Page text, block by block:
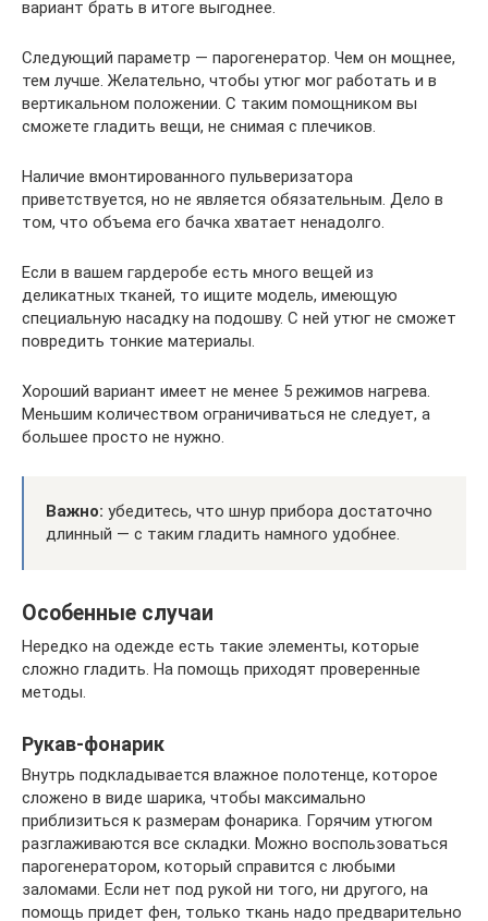
вариант брать в итоге выгоднее.
Следующий параметр — парогенератор. Чем он мощнее,
тем лучше. Желательно, чтобы утюг мог работать и в
вертикальном положении. С таким помощником вы
сможете гладить вещи, не снимая с плечиков.
Наличие вмонтированного пульверизатора
приветствуется, но не является обязательным. Дело в
том, что объема его бачка хватает ненадолго.
Если в вашем гардеробе есть много вещей из
деликатных тканей, то ищите модель, имеющую
специальную насадку на подошву. С ней утюг не сможет
повредить тонкие материалы.
Хороший вариант имеет не менее 5 режимов нагрева.
Меньшим количеством ограничиваться не следует, а
большее просто не нужно.
Важно: убедитесь, что шнур прибора достаточно
длинный — с таким гладить намного удобнее.
Особенные случаи
Нередко на одежде есть такие элементы, которые
сложно гладить. На помощь приходят проверенные
методы.
Рукав-фонарик
Внутрь подкладывается влажное полотенце, которое
сложено в виде шарика, чтобы максимально
приблизиться к размерам фонарика. Горячим утюгом
разглаживаются все складки. Можно воспользоваться
парогенератором, который справится с любыми
заломами. Если нет под рукой ни того, ни другого, на
помощь придет фен, только ткань надо предварительно